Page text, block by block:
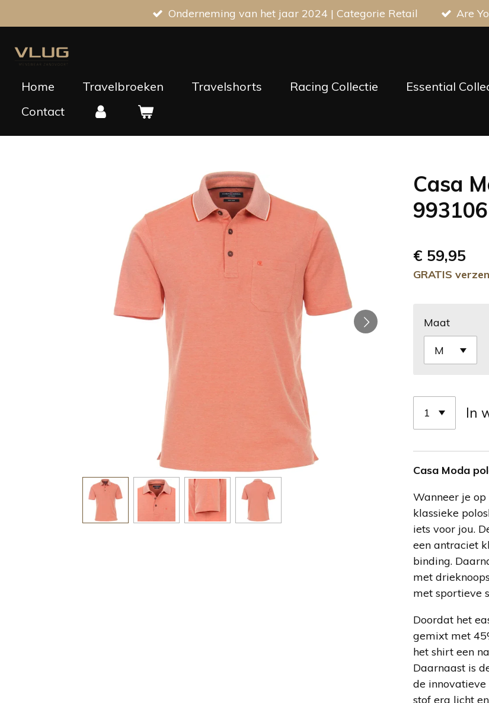
direct
naar
Onderneming van het jaar 2024 | Categorie Retail Are
Home Travelbroeken Travelshorts Racing Collectie Essential
Contact
Casa
€ 59,95
GRATIS
Maat
In
Casa Moda
Wanneer je
klassieke
iets voor jou.
een antraciet
binding.
met
met sportieve
Doordat het
gemixt met
het shirt een
Daarnaast is
de
stof erg licht